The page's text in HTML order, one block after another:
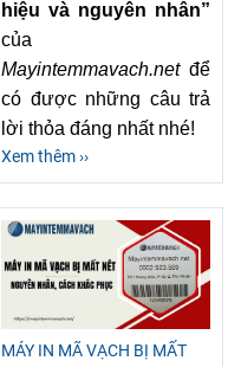
hiệu và nguyên nhân”
của
Mayintemmavach.netđể
có được những câu trả
lời thỏa đáng nhất nhé!
Xem thêm ››
MÁY IN MÃ VẠCH BỊ MẤT